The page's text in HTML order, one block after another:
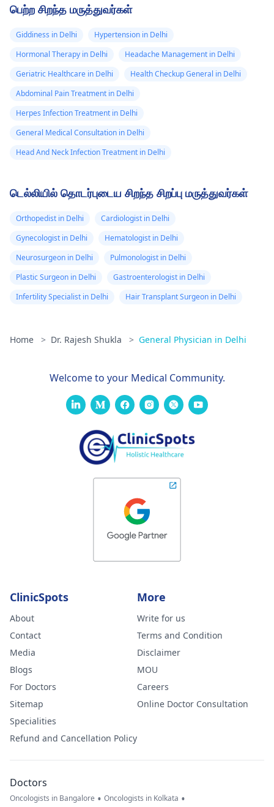
பெற்ற சிறந்த மருத்துவர்கள்
Giddiness in Delhi
Hypertension in Delhi
Hormonal Therapy in Delhi
Headache Management in Delhi
Geriatric Healthcare in Delhi
Health Checkup General in Delhi
Abdominal Pain Treatment in Delhi
Herpes Infection Treatment in Delhi
General Medical Consultation in Delhi
Head And Neck Infection Treatment in Delhi
டெல்லியில் தொடர்புடைய சிறந்த சிறப்பு மருத்துவர்கள்
Orthopedist in Delhi
Cardiologist in Delhi
Gynecologist in Delhi
Hematologist in Delhi
Neurosurgeon in Delhi
Pulmonologist in Delhi
Plastic Surgeon in Delhi
Gastroenterologist in Delhi
Infertility Specialist in Delhi
Hair Transplant Surgeon in Delhi
Home > Dr. Rajesh Shukla > General Physician in Delhi
Welcome to your Medical Community.
ClinicSpots
About
Contact
Media
Blogs
For Doctors
Sitemap
Specialities
Refund and Cancellation Policy
More
Write for us
Terms and Condition
Disclaimer
MOU
Careers
Online Doctor Consultation
Doctors
Oncologists in Bangalore • Oncologists in Kolkata •